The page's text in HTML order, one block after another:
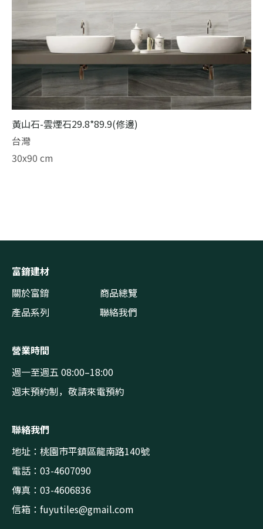
黃山石-雲煙石29.8*89.9(修邊)
台灣
30x90 cm
富錥建材
關於富錥
商品總覽
產品系列
聯絡我們
營業時間
週一至週五 08:00–18:00
週末預約制，敬請來電預約
聯絡我們
地址：桃園市平鎮區龍南路140號
電話：03-4607090
傳真：03-4606836
信箱： fuyutiles@gmail.com